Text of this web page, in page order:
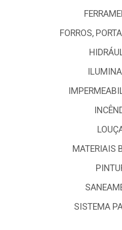
FORROS,
MATERIAIS
SISTEMA